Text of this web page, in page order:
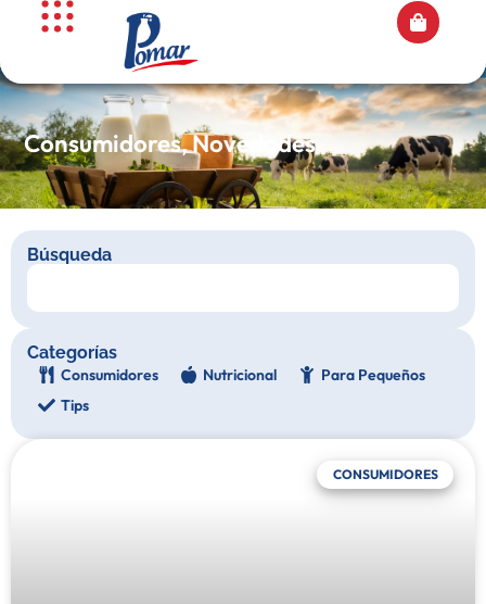
Consumidores,Novedades
Búsqueda
Categorías
Consumidores Nutricional
Para Pequeños
Tips
CONSUMIDORES